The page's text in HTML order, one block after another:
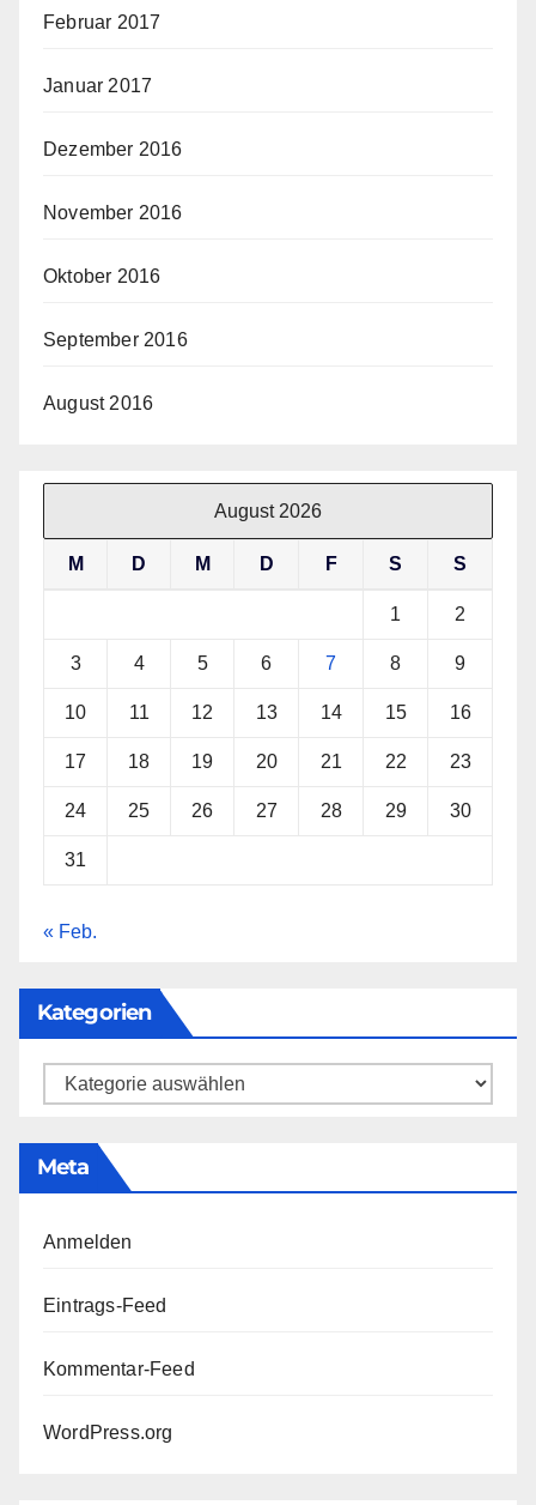
Februar 2017
Januar 2017
Dezember 2016
November 2016
Oktober 2016
September 2016
August 2016
August 2026
M D M D F S S
1 2
3 4 5 6 7 8 9
10 11 12 13 14 15 16
17 18 19 20 21 22 23
24 25 26 27 28 29 30
31
« Feb.
Kategorien
Kategorien
Meta
Anmelden
Eintrags-Feed
Kommentar-Feed
WordPress.org